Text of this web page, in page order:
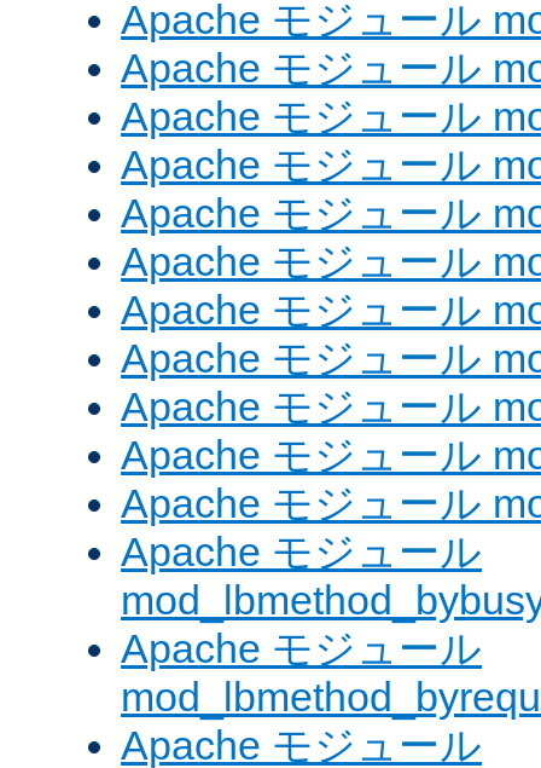
Apache モジュール
Apache モジュール
Apache モジュール
Apache モジュール
Apache モジュール
Apache モジュール
Apache モジュール
Apache モジュール
Apache モジュール
Apache モジュール
Apache モジュール
Apache モジュール
Apache モジュール
Apache モジュール